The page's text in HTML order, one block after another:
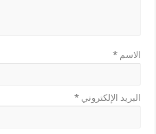
الاسم*
البريد الإلكتروني*